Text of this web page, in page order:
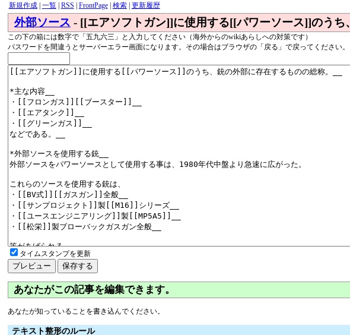
新規作成| 一覧| RSS FrontPage| 検索| 更新履歴
外部ソース - [[エアソフトガン]]に使用する[[パワーソース]]のうち
この下の箱には数字で「五九六三」と入力してください（海外からのwikiあらしへの対策です）
パスワードを間違うとサーバーエラー画面になります。その場合はブラウザの「戻る」で戻ってください。
タイムスタンプを更新
あなたがこの記事を編集できます。
あなたが知っていることを書き込んでください。
テキスト整形のルール